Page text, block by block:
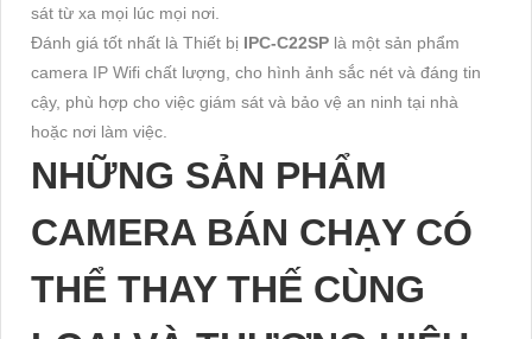
sát từ xa mọi lúc mọi nơi.
Đánh giá tốt nhất là Thiết bị IPC-C22SP là một sản phẩm
camera IP Wifi chất lượng, cho hình ảnh sắc nét và đáng tin
cậy, phù hợp cho việc giám sát và bảo vệ an ninh tại nhà
hoặc nơi làm việc.
NHỮNG SẢN PHẨM
CAMERA BÁN CHẠY CÓ
THỂ THAY THẾ CÙNG